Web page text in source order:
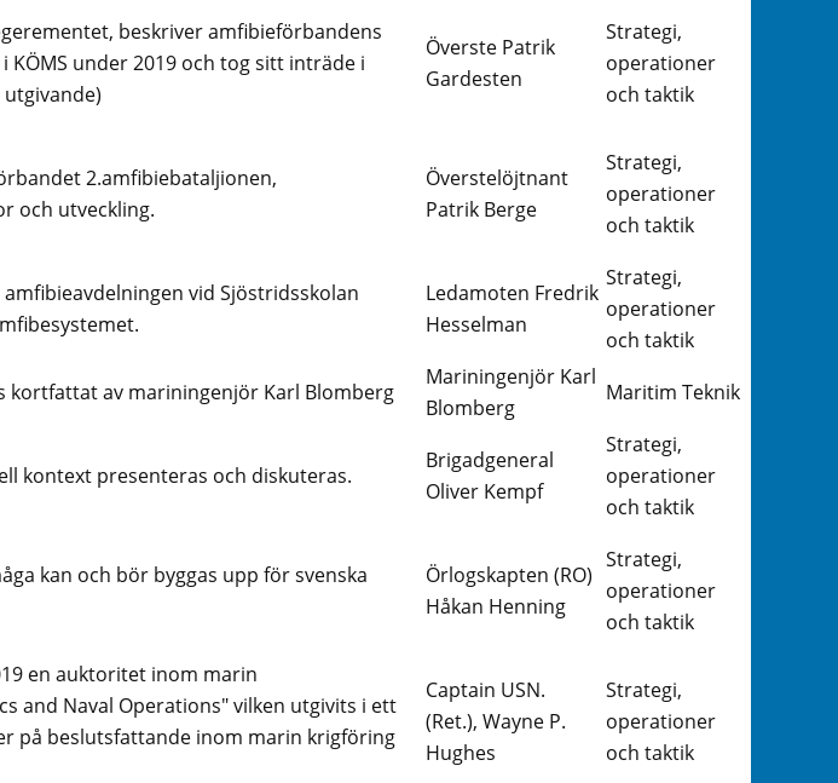
beskriver amfibieförbandens
under 2019 och tog sitt inträde i
Överste Patrik
Gardesten
Strategi,
operationer
och taktik
2.amfibiebataljionen,
och utveckling.
Överstelöjtnant
Patrik Berge
Strategi,
operationer
och taktik
vid Sjöstridsskolan
Ledamoten Fredrik
Hesselman
Strategi,
operationer
och taktik
kortfattat av mariningenjör Karl Blomberg
Mariningenjör Karl
Blomberg
Maritim Teknik
kontext presenteras och diskuteras.
Brigadgeneral
Oliver Kempf
Strategi,
operationer
och taktik
kan och bör byggas upp för svenska
Örlogskapten (RO)
Håkan Henning
Strategi,
operationer
och taktik
en auktoritet inom marin
and Naval Operations" vilken utgivits i ett
på beslutsfattande inom marin krigföring
Captain USN.
(Ret.), Wayne P.
Hughes
Strategi,
operationer
och taktik